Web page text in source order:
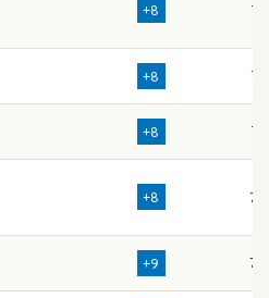
+8 76
+8 77
+8 77
+8 78
+9 78